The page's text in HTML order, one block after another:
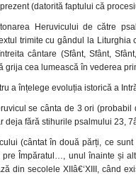
(datorită faptului că
Heruvicului de către
trimite cu gândul la
cântare (Sfânt, Sfânt,
grija cea lumească în vederea
a înțelege evoluția istorică a
se cânta de 3 ori
deja fără stihurile psalmului 23,
(cântat în două părți, ce
Împăratul…, unul înainte și
din secolele XIIâ€‘XIII, când